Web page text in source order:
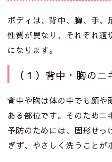
ボディは、背中、胸、手、
性質が異なり、それぞれ適
になります。
（１）背中・胸のニ
背中や胸は体の中でも顔や
ある部位です。そのためニ
予防のためには、固形せっ
ぎず、やさしく洗うことが